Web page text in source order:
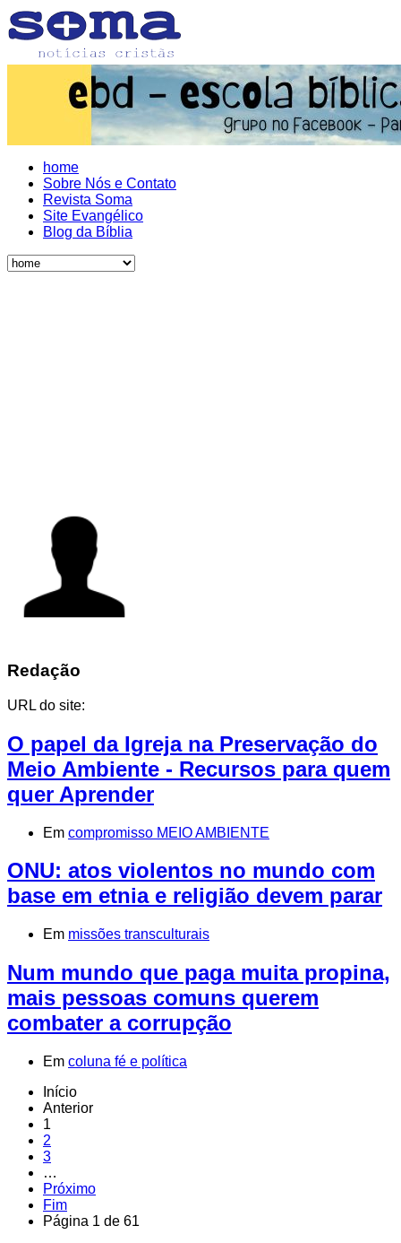
home
Sobre Nós e Contato
Revista Soma
Site Evangélico
Blog da Bíblia
Redação
URL do site:
O papel da Igreja na Preservação do
Meio Ambiente - Recursos para quem
quer Aprender
Em compromisso MEIO AMBIENTE
ONU: atos violentos no mundo com
base em etnia e religião devem parar
Em missões transculturais
Num mundo que paga muita propina,
mais pessoas comuns querem
combater a corrupção
Em coluna fé e política
Início
Anterior
1
2
3
…
Próximo
Fim
Página 1 de 61